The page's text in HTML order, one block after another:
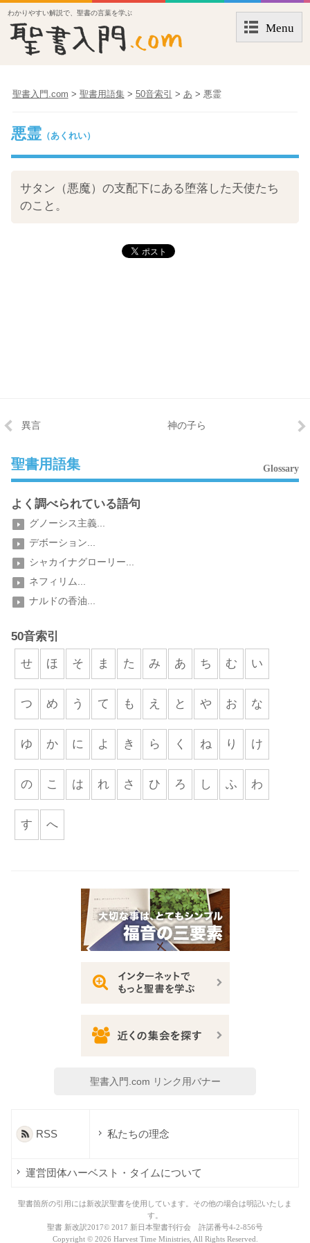
わかりやすい解説で、聖書の言葉を学ぶ
Menu
聖書入門.com > 聖書用語集 > 50音索引 > あ > 悪霊
悪霊 （あくれい）
サタン（悪魔）の支配下にある堕落した天使たち
のこと。
異言 神の子ら
聖書用語集 Glossary
よく調べられている語句
グノーシス主義...
デボーション...
シャカイナグローリー...
ネフィリム...
ナルドの香油...
50音索引
せ ほ そ ま た み あ ち む い
つ め う て も え と や お な
ゆ か に よ き ら く ね り け
の こ は れ さ ひ ろ し ふ わ
す へ
聖書入門.com リンク用バナー
RSS 私たちの理念
運営団体ハーベスト・タイムについて
聖書箇所の引用には新改訳聖書を使用しています。その他の場合は明記いたしま
す。
聖書 新改訳2017© 2017 新日本聖書刊行会 許諾番号4-2-856号
Copyright © 2026 Harvest Time Ministries, All Rights Reserved.